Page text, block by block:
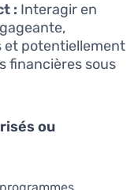
: Interagir en
et potentiellement
financières sous
ou